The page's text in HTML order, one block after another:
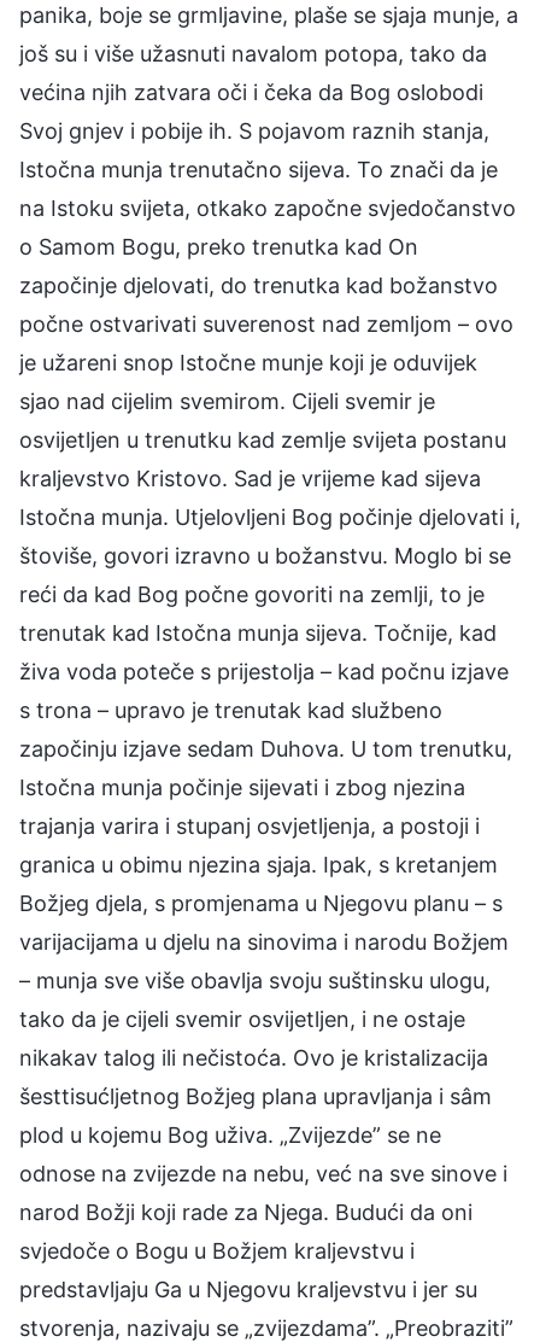
panika, boje se grmljavine, plaše se sjaja munje, a
još su i više užasnuti navalom potopa, tako da
većina njih zatvara oči i čeka da Bog oslobodi
Svoj gnjev i pobije ih. S pojavom raznih stanja,
Istočna munja trenutačno sijeva. To znači da je
na Istoku svijeta, otkako započne svjedočanstvo
o Samom Bogu, preko trenutka kad On
započinje djelovati, do trenutka kad božanstvo
počne ostvarivati suverenost nad zemljom – ovo
je užareni snop Istočne munje koji je oduvijek
sjao nad cijelim svemirom. Cijeli svemir je
osvijetljen u trenutku kad zemlje svijeta postanu
kraljevstvo Kristovo. Sad je vrijeme kad sijeva
Istočna munja. Utjelovljeni Bog počinje djelovati i,
štoviše, govori izravno u božanstvu. Moglo bi se
reći da kad Bog počne govoriti na zemlji, to je
trenutak kad Istočna munja sijeva. Točnije, kad
živa voda poteče s prijestolja – kad počnu izjave
s trona – upravo je trenutak kad službeno
započinju izjave sedam Duhova. U tom trenutku,
Istočna munja počinje sijevati i zbog njezina
trajanja varira i stupanj osvjetljenja, a postoji i
granica u obimu njezina sjaja. Ipak, s kretanjem
Božjeg djela, s promjenama u Njegovu planu – s
varijacijama u djelu na sinovima i narodu Božjem
– munja sve više obavlja svoju suštinsku ulogu,
tako da je cijeli svemir osvijetljen, i ne ostaje
nikakav talog ili nečistoća. Ovo je kristalizacija
šesttisućljetnog Božjeg plana upravljanja i sâm
plod u kojemu Bog uživa. „Zvijezde” se ne
odnose na zvijezde na nebu, već na sve sinove i
narod Božji koji rade za Njega. Budući da oni
svjedoče o Bogu u Božjem kraljevstvu i
predstavljaju Ga u Njegovu kraljevstvu i jer su
stvorenja, nazivaju se „zvijezdama”. „Preobraziti”